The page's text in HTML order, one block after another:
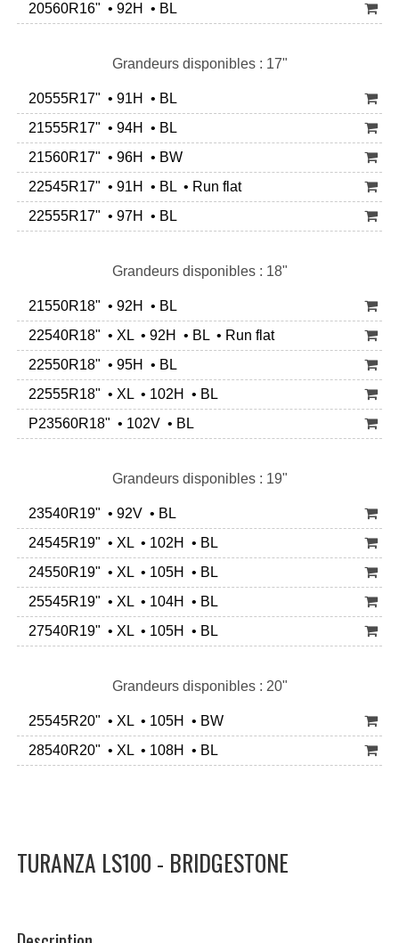
20560R16" • 92H • BL
Grandeurs disponibles : 17"
20555R17" • 91H • BL
21555R17" • 94H • BL
21560R17" • 96H • BW
22545R17" • 91H • BL • Run flat
22555R17" • 97H • BL
Grandeurs disponibles : 18"
21550R18" • 92H • BL
22540R18" • XL • 92H • BL • Run flat
22550R18" • 95H • BL
22555R18" • XL • 102H • BL
P23560R18" • 102V • BL
Grandeurs disponibles : 19"
23540R19" • 92V • BL
24545R19" • XL • 102H • BL
24550R19" • XL • 105H • BL
25545R19" • XL • 104H • BL
27540R19" • XL • 105H • BL
Grandeurs disponibles : 20"
25545R20" • XL • 105H • BW
28540R20" • XL • 108H • BL
TURANZA LS100 - BRIDGESTONE